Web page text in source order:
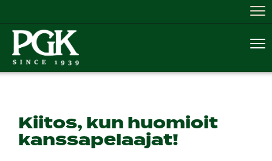
Kiitos, kun huomioit
kanssapelaajat!